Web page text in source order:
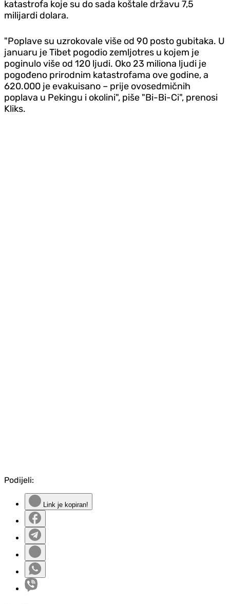
katastrofa koje su do sada koštale državu 7,5
milijardi dolara.
"Poplave su uzrokovale više od 90 posto gubitaka. U
januaru je Tibet pogodio zemljotres u kojem je
poginulo više od 120 ljudi. Oko 23 miliona ljudi je
pogođeno prirodnim katastrofama ove godine, a
620.000 je evakuisano – prije ovosedmičnih
poplava u Pekingu i okolini", piše "Bi-Bi-Ci", prenosi
Kliks.
Podijeli:
Link je kopiran!